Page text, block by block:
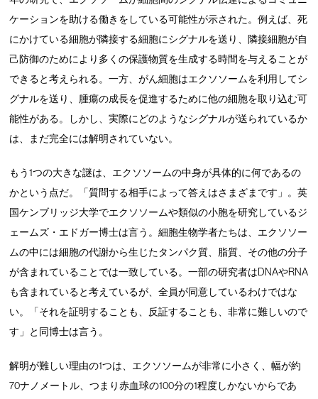
ケーションを助ける働きをしている可能性が示された。例えば、死
にかけている細胞が隣接する細胞にシグナルを送り、隣接細胞が自
己防御のためにより多くの保護物質を生成する時間を与えることが
できると考えられる。一方、がん細胞はエクソソームを利用してシ
グナルを送り、腫瘍の成長を促進するために他の細胞を取り込む可
能性がある。しかし、実際にどのようなシグナルが送られているか
は、まだ完全には解明されていない。
もう1つの大きな謎は、エクソソームの中身が具体的に何であるの
かという点だ。「質問する相手によって答えはさまざまです」。英
国ケンブリッジ大学でエクソソームや類似の小胞を研究しているジ
ェームズ・エドガー博士は言う。細胞生物学者たちは、エクソソー
ムの中には細胞の代謝から生じたタンパク質、脂質、その他の分子
が含まれていることでは一致している。一部の研究者はDNAやRNA
も含まれていると考えているが、全員が同意しているわけではな
い。「それを証明することも、反証することも、非常に難しいので
す」と同博士は言う。
解明が難しい理由の1つは、エクソソームが非常に小さく、幅が約
70ナノメートル、つまり赤血球の100分の1程度しかないからであ